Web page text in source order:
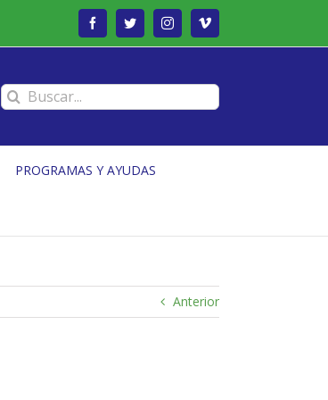
FacebookTwitterInstagramVimeo
Buscar:
PROGRAMAS Y AYUDAS
Anterior